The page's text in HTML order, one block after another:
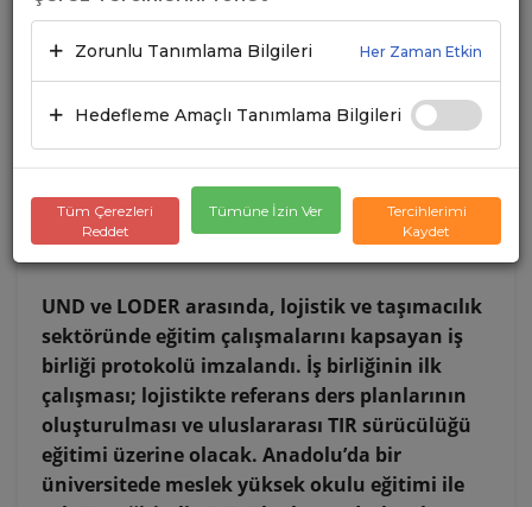
UND ve LODER arasında, lojistik ve taşımacılık
sektöründe eğitim çalışmalarını kapsayan iş
birliği protokolü imzalandı. İş birliğinin ilk
çalışması; lojistikte referans ders planlarının
oluşturulması ve uluslararası TIR sürücülüğü
eğitimi üzerine olacak. Anadolu’da bir
üniversitede meslek yüksek okulu eğitimi ile
Zorunlu Tanımlama Bilgileri Her Zaman Etkin
Hedefleme Amaçlı Tanımlama Bilgileri
Tüm Çerezleri
Reddet
Tümüne İzin Ver
Tercihlerimi
Kaydet